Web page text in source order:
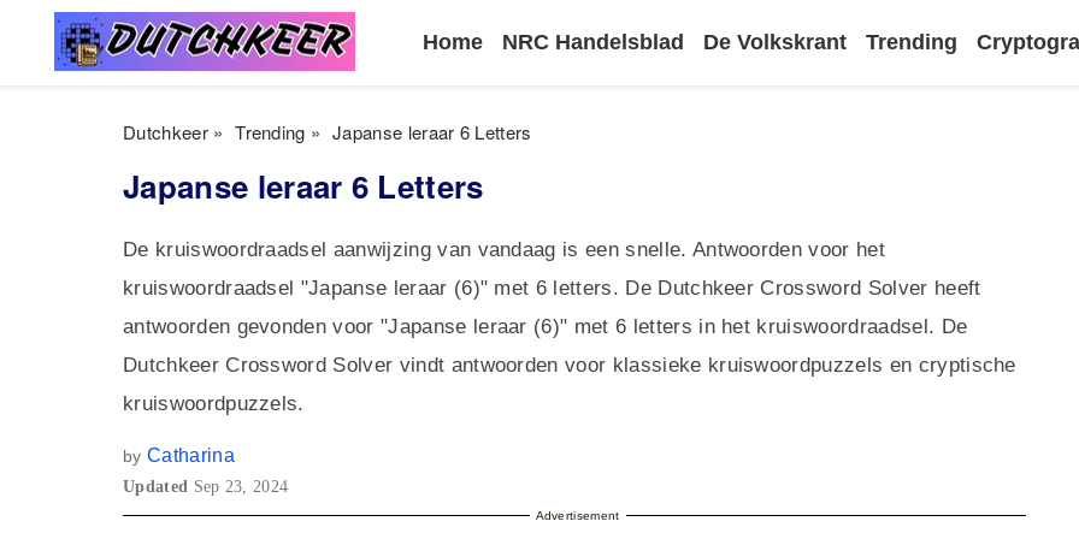
Home NRC Handelsblad De Volkskrant Trending
Dutchkeer» Trending » Japanse leraar 6 Letters
Japanse leraar 6 Letters
De kruiswoordraadsel aanwijzing van vandaag is een snelle. Antwoorden voor het
kruiswoordraadsel "Japanse leraar (6)" met 6 letters. De Dutchkeer Crossword Solver heeft
antwoorden gevonden voor "Japanse leraar (6)" met 6 letters in het kruiswoordraadsel. De
Dutchkeer Crossword Solver vindt antwoorden voor klassieke kruiswoordpuzzels en cryptische
kruiswoordpuzzels.
by Catharina
Updated Sep 23, 2024
Advertisement